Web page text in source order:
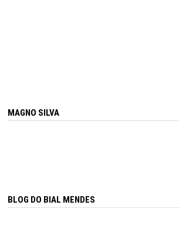
MAGNO SILVA
BLOG DO BIAL MENDES